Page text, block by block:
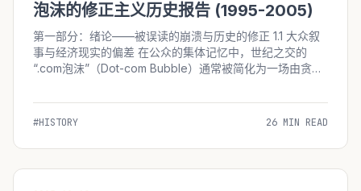
泡沫的修正主义历史报告 (1995-2005)
第一部分：绪论——被误读的崩溃与历史的修正 1.1 大众叙
事与经济现实的偏差 在公众的集体记忆中，世纪之交的
“.com泡沫”（Dot-com Bubble）通常被简化为一场由贪
符号—&md...
#HISTORY 26 MIN READ